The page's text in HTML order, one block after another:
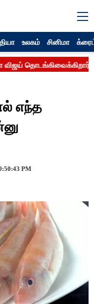
உலகம் சினிமா
எந்த
PM